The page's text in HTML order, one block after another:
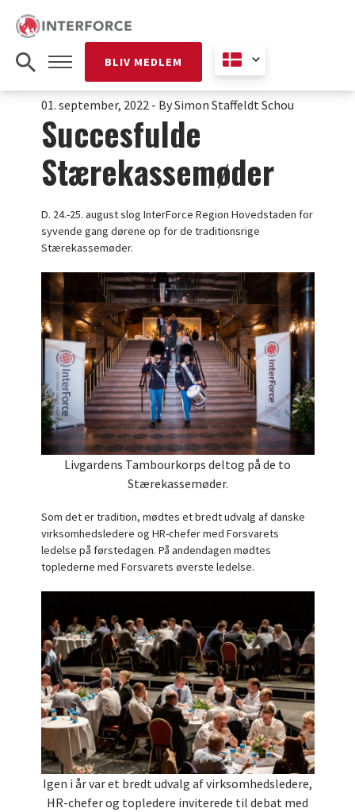
BLIV MEDLEM
01. september, 2022- By Simon Staffeldt Schou
Succesfulde
Stærekassemøder
D. 24.-25. august slog InterForce Region Hovedstaden for
syvende gang dørene op for de traditionsrige
Stærekassemøder.
Livgardens Tambourkorps deltog på de to
Stærekassemøder.
Som det er tradition, mødtes et bredt udvalg af danske
virksomhedsledere og HR-chefer med Forsvarets
ledelse på førstedagen. På andendagen mødtes
toplederne med Forsvarets øverste ledelse.
Igen i år var et bredt udvalg af virksomhedsledere,
HR-chefer og topledere inviterede til debat med